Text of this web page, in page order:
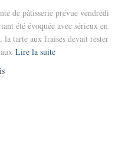
de pâtisserie prévue vendredi
été évoquée avec sérieux en
la tarte aux fraises devait rester
Lire la suite